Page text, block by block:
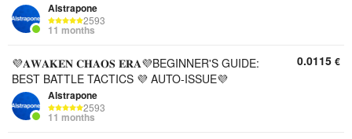
Alstrapone
2593
11 months
💜𝐀𝐖𝐀𝐊𝐄𝐍 𝐂𝐇𝐀𝐎𝐒 𝐄𝐑𝐀💜BEGINNER'S GUIDE:
BEST BATTLE TACTICS 💜 AUTO-ISSUE💜
Alstrapone
2593
11 months
0.0115 €